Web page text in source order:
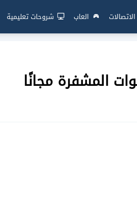
الاتصالات العاب شروحات تعليمية